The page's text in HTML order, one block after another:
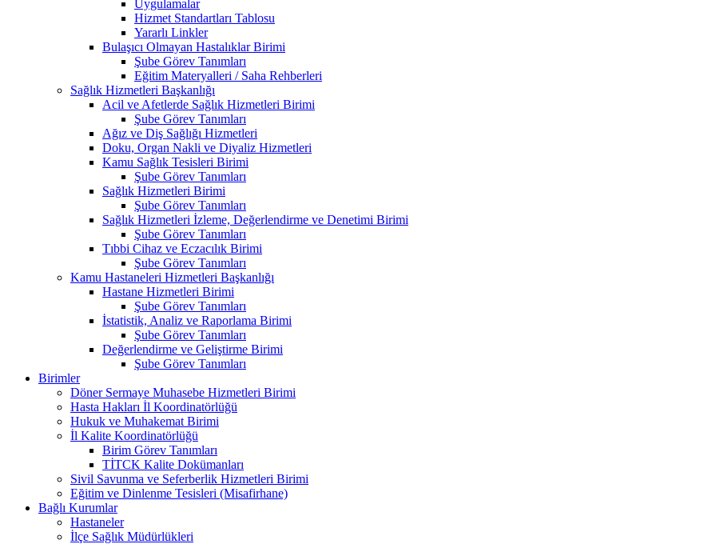
Uygulamalar
Hizmet Standartları Tablosu
Yararlı Linkler
Bulaşıcı Olmayan Hastalıklar Birimi
Şube Görev Tanımları
Eğitim Materyalleri / Saha Rehberleri
Sağlık Hizmetleri Başkanlığı
Acil ve Afetlerde Sağlık Hizmetleri Birimi
Şube Görev Tanımları
Ağız ve Diş Sağlığı Hizmetleri
Doku, Organ Nakli ve Diyaliz Hizmetleri
Kamu Sağlık Tesisleri Birimi
Şube Görev Tanımları
Sağlık Hizmetleri Birimi
Şube Görev Tanımları
Sağlık Hizmetleri İzleme, Değerlendirme ve Denetimi Birimi
Şube Görev Tanımları
Tıbbi Cihaz ve Eczacılık Birimi
Şube Görev Tanımları
Kamu Hastaneleri Hizmetleri Başkanlığı
Hastane Hizmetleri Birimi
Şube Görev Tanımları
İstatistik, Analiz ve Raporlama Birimi
Şube Görev Tanımları
Değerlendirme ve Geliştirme Birimi
Şube Görev Tanımları
Birimler
Döner Sermaye Muhasebe Hizmetleri Birimi
Hasta Hakları İl Koordinatörlüğü
Hukuk ve Muhakemat Birimi
İl Kalite Koordinatörlüğü
Birim Görev Tanımları
TİTCK Kalite Dokümanları
Sivil Savunma ve Seferberlik Hizmetleri Birimi
Eğitim ve Dinlenme Tesisleri (Misafirhane)
Bağlı Kurumlar
Hastaneler
İlçe Sağlık Müdürlükleri